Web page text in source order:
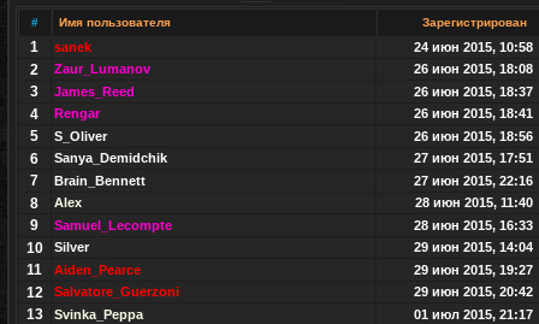
# Имя пользователя Зарегистрирован
1 sanek 24 июн 2015, 10:58
2 Zaur_Lumanov 26 июн 2015, 18:08
3 James_Reed 26 июн 2015, 18:37
4 Rengar 26 июн 2015, 18:41
5 S_Oliver 26 июн 2015, 18:56
6 Sanya_Demidchik 27 июн 2015, 17:51
7 Brain_Bennett 27 июн 2015, 22:16
8 Alex 28 июн 2015, 11:40
9 Samuel_Lecompte 28 июн 2015, 16:33
10 Silver 29 июн 2015, 14:04
11 Aiden_Pearce 29 июн 2015, 19:27
12 Salvatore_Guerzoni 29 июн 2015, 20:42
13 Svinka_Peppa 01 июл 2015, 21:17